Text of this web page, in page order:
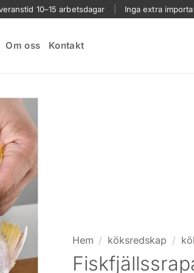
10–15 arbetsdagar Inga extra
Om oss Kontakt
Hem / köksredskap /